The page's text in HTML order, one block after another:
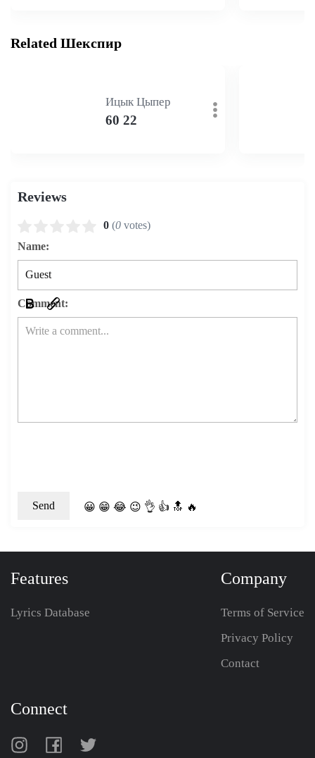
Related Шекспир
Ицык Цыпер
60 22
Reviews
0 (0 votes)
Name:
Comment:
😀 😁 😂 😉 👌 👍 🔝 🔥
Features
Lyrics Database
Company
Terms of Service
Privacy Policy
Contact
Connect